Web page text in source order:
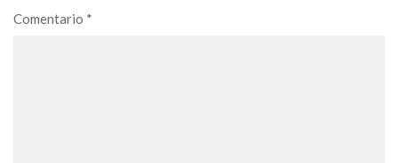
Comentario *